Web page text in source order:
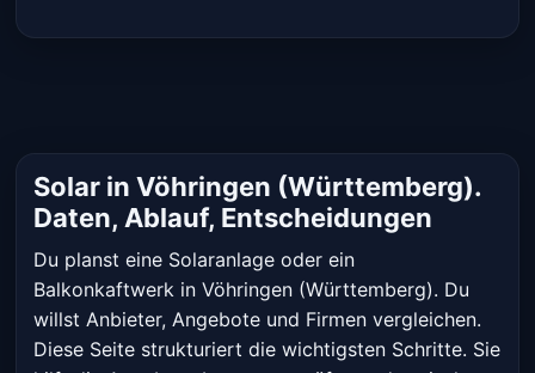
Solar in Vöhringen (Württemberg).
Daten, Ablauf, Entscheidungen
Du planst eine Solaranlage oder ein
Balkonkaftwerk in Vöhringen (Württemberg). Du
willst Anbieter, Angebote und Firmen vergleichen.
Diese Seite strukturiert die wichtigsten Schritte. Sie